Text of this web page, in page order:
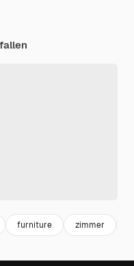
furniture zimmer